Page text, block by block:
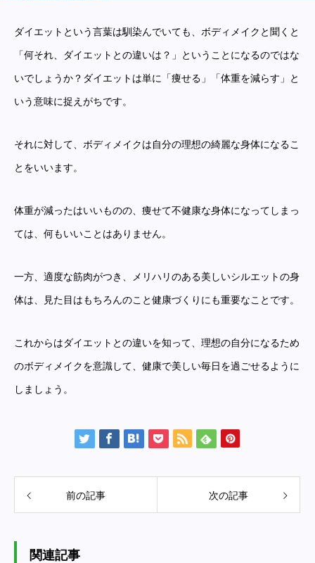
ダイエットという言葉は馴染んでいても、ボディメイクと聞くと
「何それ、ダイエットとの違いは？」ということになるのではな
いでしょうか？ダイエットは単に「痩せる」「体重を減らす」と
いう意味に捉えがちです。
それに対して、ボディメイクは自分の理想の綺麗な身体になるこ
とをいいます。
体重が減ったはいいものの、痩せて不健康な身体になってしまっ
ては、何もいいことはありません。
一方、適度な筋肉がつき、メリハリのある美しいシルエットの身
体は、見た目はもちろんのこと健康づくりにも重要なことです。
これからはダイエットとの違いを知って、理想の自分になるため
のボディメイクを意識して、健康で美しい毎日を過ごせるように
しましょう。
前の記事 次の記事
関連記事